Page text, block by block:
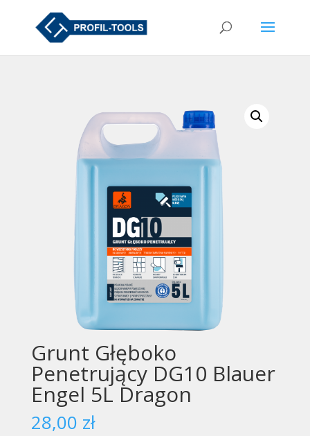
Grunt Głęboko
Penetrujący DG10 Blauer
Engel 5L Dragon
28,00 zł